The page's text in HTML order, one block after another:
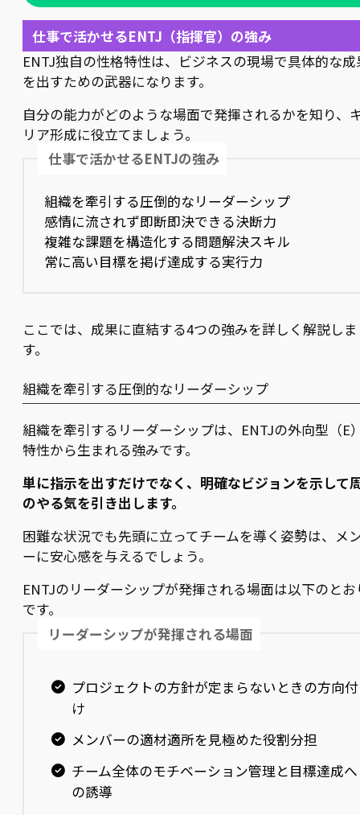
仕事で活かせるENTJ（指揮官）の強み
ENTJ独自の性格特性は、ビジネスの現場で具体的な成
を出すための武器になります。
自分の能力がどのような場面で発揮されるかを知り、
リア形成に役立てましょう。
仕事で活かせるENTJの強み
組織を牽引する圧倒的なリーダーシップ
感情に流されず即断即決できる決断力
複雑な課題を構造化する問題解決スキル
常に高い目標を掲げ達成する実行力
ここでは、成果に直結する4つの強みを詳しく解説しま
す。
組織を牽引する圧倒的なリーダーシップ
組織を牽引するリーダーシップは、ENTJの外向型（E
特性から生まれる強みです。
単に指示を出すだけでなく、明確なビジョンを示して
のやる気を引き出します。
困難な状況でも先頭に立ってチームを導く姿勢は、メ
ーに安心感を与えるでしょう。
ENTJのリーダーシップが発揮される場面は以下のとお
です。
リーダーシップが発揮される場面
プロジェクトの方針が定まらないときの方向付
け
メンバーの適材適所を見極めた役割分担
チーム全体のモチベーション管理と目標達成へ
の誘導